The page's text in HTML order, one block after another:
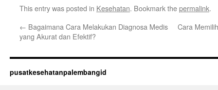
This entry was posted in Kesehatan. Bookmark thepermalink.
← Bagaimana Cara Melakukan Diagnosa Medis
yang Akurat dan Efektif?
Cara
pusatkesehatanpalembangid